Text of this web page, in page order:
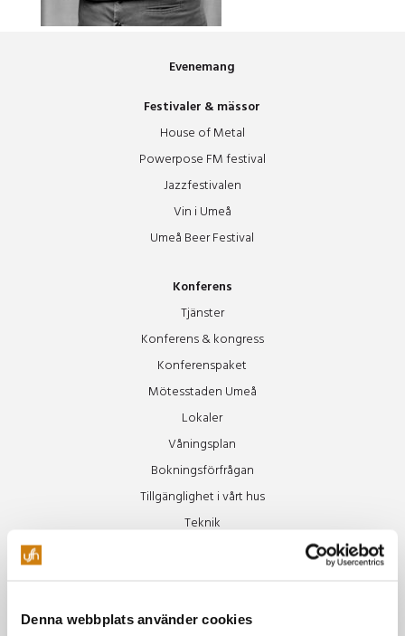
Denna webbplats använder cookies
Evenemang
Festivaler & mässor
House of Metal
Powerpose FM festival
Jazzfestivalen
Vin i Umeå
Umeå Beer Festival
Konferens
Tjänster
Konferens & kongress
Konferenspaket
Mötesstaden Umeå
Lokaler
Våningsplan
Bokningsförfrågan
Tillgänglighet i vårt hus
Teknik
Specialkost Äpplet